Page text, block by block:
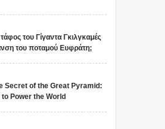
του Γίγαντα Γκιλγκαμές
του ποταμού Ευφράτη;
Secret of the Great Pyramid:
Power the World